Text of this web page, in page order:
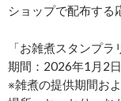
ショップで配布する
「お雑煮スタンプラ
期間：2026年1月2
※雑煮の提供期間お